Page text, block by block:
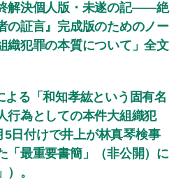
解決個人版・未遂の記――絶
の証言』完成版のためのノー
犯罪の本質について」全文
よる「和知孝紘という固有名
行為としての本件大組織犯
日付けで井上が林真琴検事
「最重要書簡」（非公開）に
。